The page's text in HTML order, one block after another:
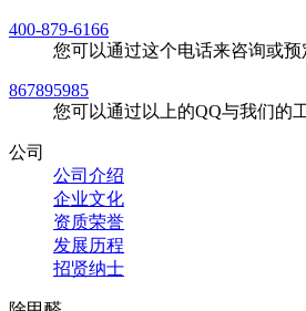
400-879-6166
您可以通过这个电话来咨询或
867895985
您可以通过以上的QQ与我们的
公司
公司介绍
企业文化
资质荣誉
发展历程
招贤纳士